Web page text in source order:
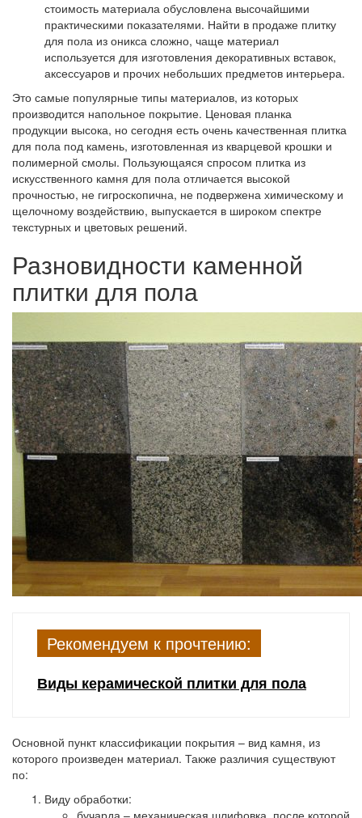
стоимость материала обусловлена высочайшими
практическими показателями. Найти в продаже плитку
для пола из оникса сложно, чаще материал
используется для изготовления декоративных вставок,
аксессуаров и прочих небольших предметов интерьера.
Это самые популярные типы материалов, из которых
производится напольное покрытие. Ценовая планка
продукции высока, но сегодня есть очень качественная плитка
для пола под камень, изготовленная из кварцевой крошки и
полимерной смолы. Пользующаяся спросом плитка из
искусственного камня для пола отличается высокой
прочностью, не гигроскопична, не подвержена химическому и
щелочному воздействию, выпускается в широком спектре
текстурных и цветовых решений.
Разновидности каменной
плитки для пола
Рекомендуем к прочтению:
Виды керамической плитки для пола
Основной пункт классификации покрытия – вид камня, из
которого произведен материал. Также различия существуют
по:
Виду обработки:
бучарда – механическая шлифовка, после которой